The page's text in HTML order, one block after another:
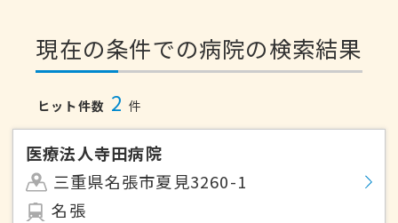
現在の条件での病院の検索結果
ヒット件数 2 件
医療法人寺田病院
三重県名張市夏見3260-1
名張